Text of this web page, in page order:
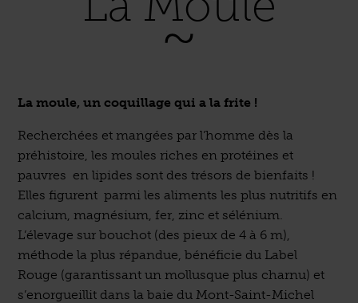
La moule, un coquillage qui a la frite !
Recherchées et mangées par l’homme dès la
préhistoire, les moules riches en protéines et
pauvres en lipides sont des trésors de bienfaits !
Elles figurent parmi les aliments les plus nutritifs en
calcium, magnésium, fer, zinc et sélénium.
L’élevage sur bouchot (des pieux de 4 à 6 m),
méthode la plus répandue, bénéficie du Label
Rouge (garantissant un mollusque plus charnu) et
s’enorgueillit dans la baie du Mont-Saint-Michel